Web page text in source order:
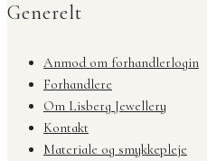
Generelt
Anmod om forhandlerlogin
Forhandlere
Om Lisberg Jewellery
Kontakt
Materiale og smykkepleje